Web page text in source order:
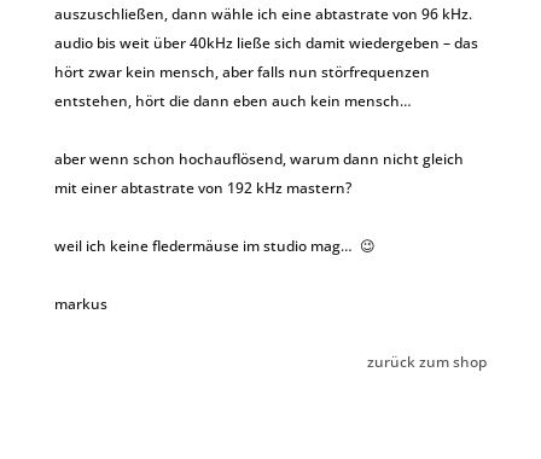
auszuschließen, dann wähle ich eine abtastrate von 96 kHz.
audio bis weit über 40kHz ließe sich damit wiedergeben – das
hört zwar kein mensch, aber falls nun störfrequenzen
entstehen, hört die dann eben auch kein mensch…
aber wenn schon hochauflösend, warum dann nicht gleich
mit einer abtastrate von 192 kHz mastern?
weil ich keine fledermäuse im studio mag… 😉
markus
zurück zum shop